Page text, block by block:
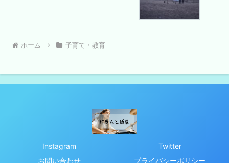
ホーム 子育て・教育
Instagram
Twitter
お問い合わせ
プライバシーポリシー